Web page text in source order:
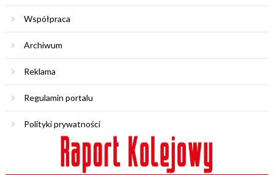
Współpraca
Archiwum
Reklama
Regulamin portalu
Polityki prywatności